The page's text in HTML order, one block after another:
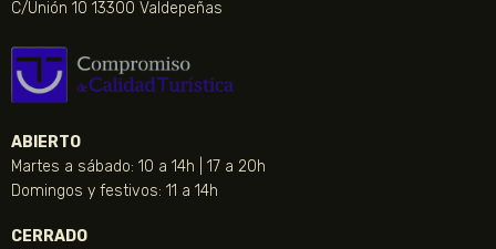
C/Unión 10 13300 Valdepeñas
ABIERTO
Martes a sábado: 10 a 14h | 17 a 20h
Domingos y festivos: 11 a 14h
CERRADO